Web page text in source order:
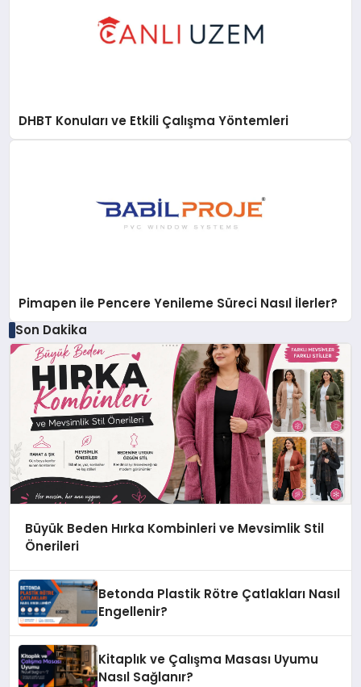
DHBT Konuları ve Etkili Çalışma Yöntemleri
Pimapen ile Pencere Yenileme Süreci Nasıl İlerler?
Son Dakika
Büyük Beden Hırka Kombinleri ve Mevsimlik Stil
Önerileri
Betonda Plastik Rötre Çatlakları Nasıl
Engellenir?
Kitaplık ve Çalışma Masası Uyumu
Nasıl Sağlanır?